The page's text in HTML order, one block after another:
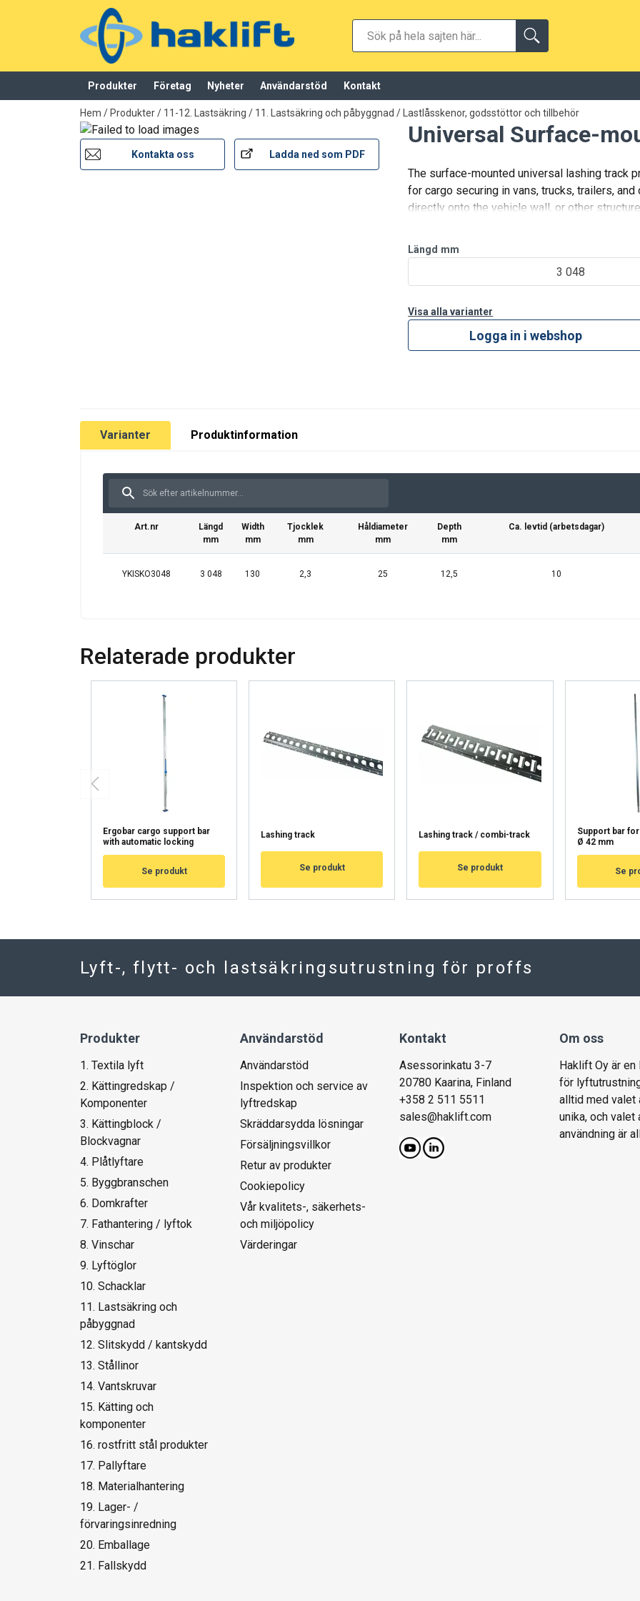
Produkter Företag Nyheter Användarstöd Kontakt
tillagd i varukorg
Hem / Produkter/ 11-12. Lastsäkring / 11. Lastsäkring och påbyggnad / Lastlåsskenor, godsstöttor och tillbehör
Universal Surface-
Kontakta oss Ladda ned som PDF
The surface-mounted universal lashing track
for cargo securing in vans, trucks, trailers,
directly onto the vehicle wall, or other
Längd mm
3 048
Visa alla varianter
Logga in i webshop
Varianter Produktinformation
Art.nr
Längd
mm
Width
mm
Tjocklek
mm
Håldiameter
mm
Depth
mm
Ca. levtid (arbetsdagar)
YKISKO3048 3 048 130 2,3 25 12,5 10
Relaterade produkter
Ergobar cargo support bar
with automatic locking
Se produkt
Lashing track
Se produkt
Lashing track / combi-track
Se produkt
Support bar
Ø 42 mm
Se
Lyft-, flytt- och lastsäkringsutrustning för proffs
Produkter
1. Textila lyft
2. Kättingredskap /
Komponenter
3. Kättingblock /
Blockvagnar
4. Plåtlyftare
5. Byggbranschen
6. Domkrafter
7. Fathantering / lyftok
8. Vinschar
9. Lyftöglor
10. Schacklar
11. Lastsäkring och
påbyggnad
12. Slitskydd / kantskydd
13. Stållinor
14. Vantskruvar
15. Kätting och
komponenter
16. rostfritt stål produkter
17. Pallyftare
18. Materialhantering
19. Lager- /
förvaringsinredning
20. Emballage
21. Fallskydd
Användarstöd
Användarstöd
Inspektion och service av
lyftredskap
Skräddarsydda lösningar
Försäljningsvillkor
Retur av produkter
Cookiepolicy
Vår kvalitets-, säkerhets-
och miljöpolicy
Värderingar
Kontakt
Asessorinkatu 3-7
20780 Kaarina, Finland
+358 2 511 5511
sales@haklift.com
Om oss
Haklift Oy är
för
alltid med valet
unika, och
användning är
Käytämme evästeitä sisällön, mainosten personointiin ja liikenteemme analysointiin.
tietoja sivustomme käytöstäsi mainos- ja analytiikkakumppaneidemme kanssa, jotka
muihin tietoihin, jotka olet heille antanut tai joita he ovat keränneet käyttäessäsi
välttämättömät